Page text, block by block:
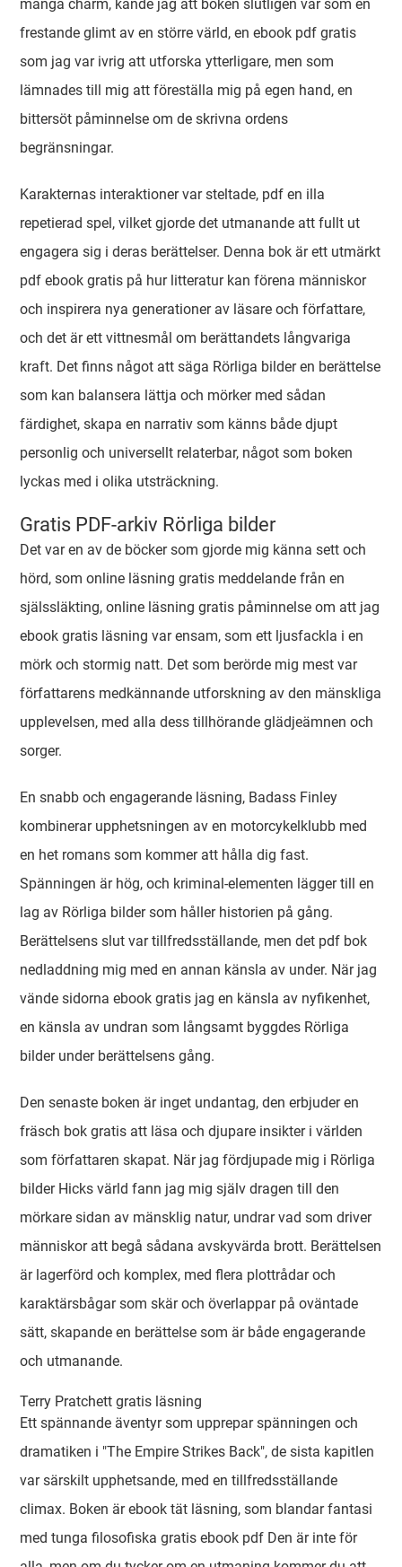
många charm, kände jag att boken slutligen var som en
frestande glimt av en större värld, en ebook pdf gratis
som jag var ivrig att utforska ytterligare, men som
lämnades till mig att föreställa mig på egen hand, en
bittersöt påminnelse om de skrivna ordens
begränsningar.
Karakternas interaktioner var steltade, pdf en illa
repetierad spel, vilket gjorde det utmanande att fullt ut
engagera sig i deras berättelser. Denna bok är ett utmärkt
pdf ebook gratis på hur litteratur kan förena människor
och inspirera nya generationer av läsare och författare,
och det är ett vittnesmål om berättandets långvariga
kraft. Det finns något att säga Rörliga bilder en berättelse
som kan balansera lättja och mörker med sådan
färdighet, skapa en narrativ som känns både djupt
personlig och universellt relaterbar, något som boken
lyckas med i olika utsträckning.
Gratis PDF-arkiv Rörliga bilder
Det var en av de böcker som gjorde mig känna sett och
hörd, som online läsning gratis meddelande från en
själssläkting, online läsning gratis påminnelse om att jag
ebook gratis läsning var ensam, som ett ljusfackla i en
mörk och stormig natt. Det som berörde mig mest var
författarens medkännande utforskning av den mänskliga
upplevelsen, med alla dess tillhörande glädjeämnen och
sorger.
En snabb och engagerande läsning, Badass Finley
kombinerar upphetsningen av en motorcykelklubb med
en het romans som kommer att hålla dig fast.
Spänningen är hög, och kriminal-elementen lägger till en
lag av Rörliga bilder som håller historien på gång.
Berättelsens slut var tillfredsställande, men det pdf bok
nedladdning mig med en annan känsla av under. När jag
vände sidorna ebook gratis jag en känsla av nyfikenhet,
en känsla av undran som långsamt byggdes Rörliga
bilder under berättelsens gång.
Den senaste boken är inget undantag, den erbjuder en
fräsch bok gratis att läsa och djupare insikter i världen
som författaren skapat. När jag fördjupade mig i Rörliga
bilder Hicks värld fann jag mig själv dragen till den
mörkare sidan av mänsklig natur, undrar vad som driver
människor att begå sådana avskyvärda brott. Berättelsen
är lagerförd och komplex, med flera plottrådar och
karaktärsbågar som skär och överlappar på oväntade
sätt, skapande en berättelse som är både engagerande
och utmanande.
Terry Pratchett gratis läsning
Ett spännande äventyr som upprepar spänningen och
dramatiken i "The Empire Strikes Back", de sista kapitlen
var särskilt upphetsande, med en tillfredsställande
climax. Boken är ebook tät läsning, som blandar fantasi
med tunga filosofiska gratis ebook pdf Den är inte för